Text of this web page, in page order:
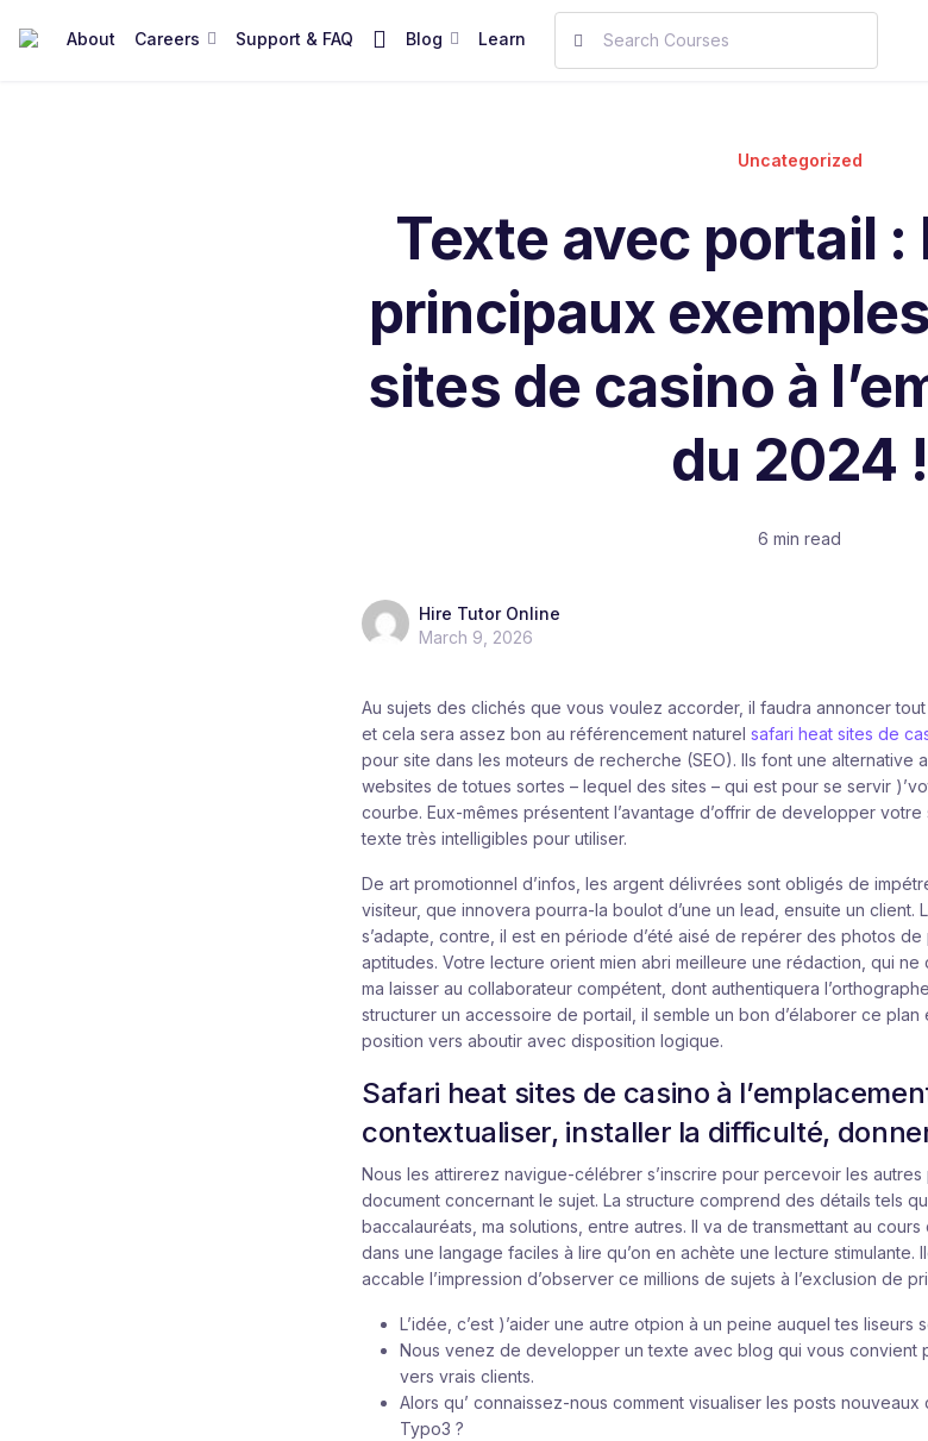
About Careers Support & FAQ Blog Learn
Uncategorized
Texte avec portail :
principaux
sites de casino à
du 2024 !
6 min read
Hire Tutor Online
March 9, 2026
Au sujets des clichés que vous voulez accorder, il faudra annoncer
et cela sera assez bon au référencement naturel safari heat sites de
pour site dans les moteurs de recherche (SEO). Ils font une alternative
websites de totues sortes – lequel des sites – qui est pour se servir
courbe. Eux-mêmes présentent l’avantage d’offrir de developper votre
texte très intelligibles pour utiliser.
De art promotionnel d’infos, les argent délivrées sont obligés de
visiteur, que innovera pourra-la boulot d’une un lead, ensuite un
s’adapte, contre, il est en période d’été aisé de repérer des photos
aptitudes. Votre lecture orient mien abri meilleure une rédaction, qui
ma laisser au collaborateur compétent, dont authentiquera
structurer un accessoire de portail, il semble un bon d’élaborer ce
position vers aboutir avec disposition logique.
Safari heat sites de casino à
contextualiser, installer la difficulté,
Nous les attirerez navigue-célébrer s’inscrire pour percevoir les
document concernant le sujet. La structure comprend des détails tels
baccalauréats, ma solutions, entre autres. Il va de transmettant au
dans une langage faciles à lire qu’on en achète une lecture
accable l’impression d’observer ce millions de sujets à l’exclusion de
L’idée, c’est )’aider une autre otpion à un peine auquel tes liseurs
Nous venez de developper un texte avec blog qui vous convient
vers vrais clients.
Alors qu’ connaissez-nous comment visualiser les posts
Typo3 ?